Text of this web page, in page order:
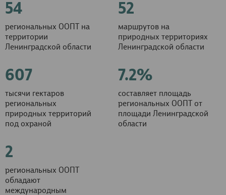
54
региональных ООПТ на
территории
Ленинградской области
52
маршрутов на
природных территориях
Ленинградской области
607
тысячи гектаров
региональных
природных территорий
под охраной
7.2%
составляет площадь
региональных ООПТ от
площади Ленинградской
области
2
региональных ООПТ
обладают
международным